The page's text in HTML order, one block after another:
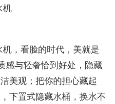
机
，看脸的时代，美就是
感与轻奢恰到好处，隐藏
美观；把你的担心藏起
下置式隐藏水桶，换水不